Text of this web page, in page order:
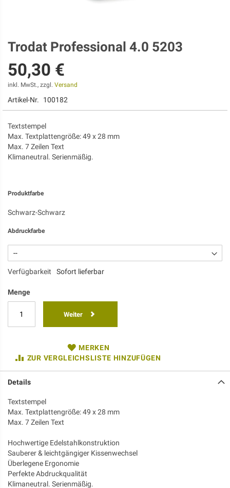
Zum
Anfang
der
Bildgalerie
springen
Trodat Professional 4.0 5203
50,30 €
inkl. MwSt., zzgl. Versand
Artikel-Nr. 100182
Textstempel
Max. Textplattengröße: 49 x 28 mm
Max. 7 Zeilen Text
Klimaneutral. Serienmäßig.
Produktfarbe
Schwarz-Schwarz
Abdruckfarbe
Verfügbarkeit Sofort lieferbar
Menge
Weiter
MERKEN
ZUR VERGLEICHSLISTE HINZUFÜGEN
Details
Textstempel
Max. Textplattengröße: 49 x 28 mm
Max. 7 Zeilen Text
Hochwertige Edelstahlkonstruktion
Sauberer & leichtgängiger Kissenwechsel
Überlegene Ergonomie
Perfekte Abdruckqualität
Klimaneutral. Serienmäßig.